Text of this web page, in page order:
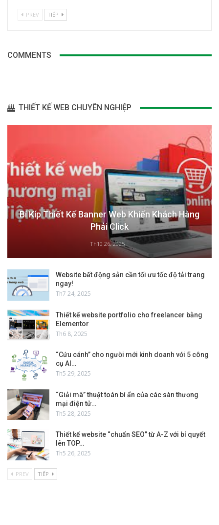
PREV TIẾP
COMMENTS
THIẾT KẾ WEB CHUYÊN NGHIỆP
Bí Kíp Thiết Kế Banner Web Khiến Khách Hàng
Phải Click
Th10 26, 2025
Website bất động sản cần tối ưu tốc độ tải trang
ngay!
Th7 24, 2025
Thiết kế website portfolio cho freelancer bằng
Elementor
Th6 8, 2025
“Cứu cánh” cho người mới kinh doanh với 5 công
cụ AI…
Th5 29, 2025
“Giải mã” thuật toán bí ẩn của các sàn thương
mại điện tử…
Th5 28, 2025
Thiết kế website “chuẩn SEO” từ A-Z với bí quyết
lên TOP…
Th5 26, 2025
PREV TIẾP